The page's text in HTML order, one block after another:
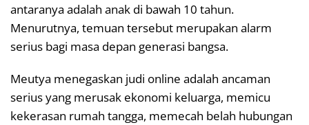
antaranya adalah anak di bawah 10 tahun.
Menurutnya, temuan tersebut merupakan alarm
serius bagi masa depan generasi bangsa.
Meutya menegaskan judi online adalah ancaman
serius yang merusak ekonomi keluarga, memicu
kekerasan rumah tangga, memecah belah hubungan